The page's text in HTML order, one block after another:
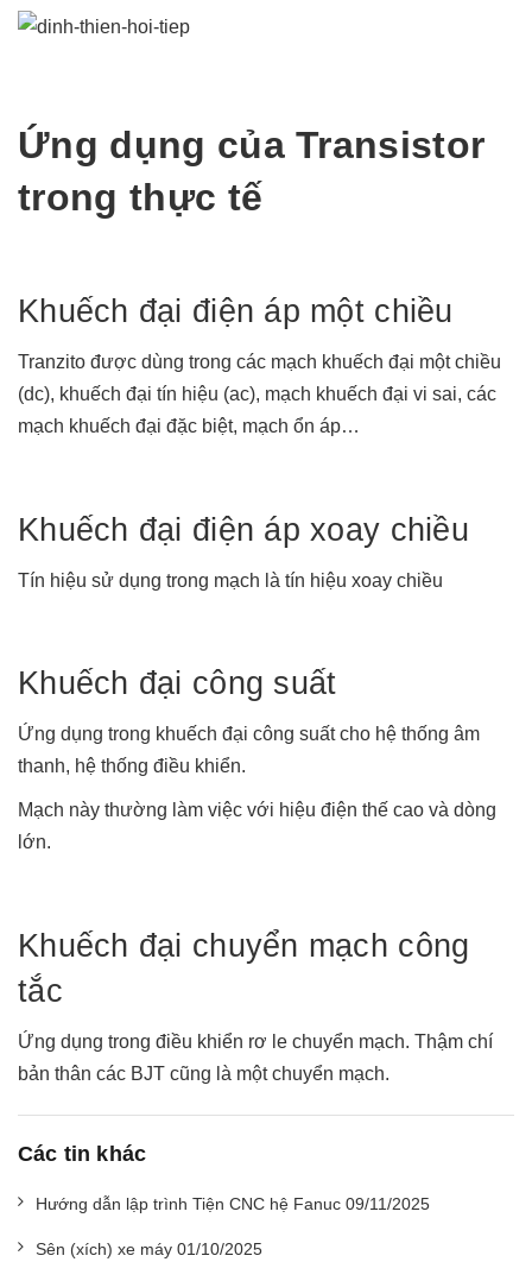
Ứng dụng của Transistor
trong thực tế
Khuếch đại điện áp một chiều
Tranzito được dùng trong các mạch khuếch đại một chiều
(dc), khuếch đại tín hiệu (ac), mạch khuếch đại vi sai, các
mạch khuếch đại đặc biệt, mạch ổn áp…
Khuếch đại điện áp xoay chiều
Tín hiệu sử dụng trong mạch là tín hiệu xoay chiều
Khuếch đại công suất
Ứng dụng trong khuếch đại công suất cho hệ thống âm
thanh, hệ thống điều khiển.
Mạch này thường làm việc với hiệu điện thế cao và dòng
lớn.
Khuếch đại chuyển mạch công
tắc
Ứng dụng trong điều khiển rơ le chuyển mạch. Thậm chí
bản thân các BJT cũng là một chuyển mạch.
Các tin khác
Hướng dẫn lập trình Tiện CNC hệ Fanuc 09/11/2025
Sên (xích) xe máy 01/10/2025